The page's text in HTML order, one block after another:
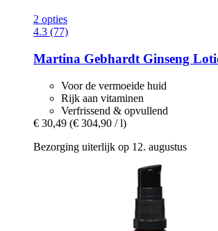
2 opties
4.3 (77)
Martina Gebhardt Ginseng
Voor de vermoeide huid
Rijk aan vitaminen
Verfrissend & opvullend
€ 30,49 (€ 304,90 / l)
Bezorging uiterlijk op 12. augustus